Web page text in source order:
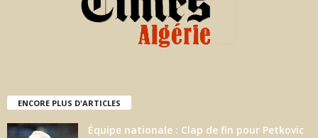
ENCORE PLUS D'ARTICLES
Équipe nationale : Clap de fin pour Petkovic